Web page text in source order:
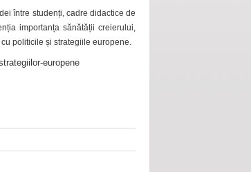
între studenți, cadre didactice de
importanța sănătății creierului,
politicile și strategiile europene.
europene